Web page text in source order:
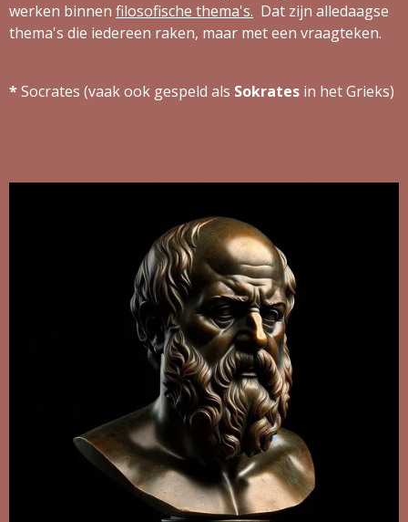
werken binnen filosofische thema's. Dat zijn alledaagse
thema's die iedereen raken, maar met een vraagteken.
*Socrates (vaak ook gespeld als Sokrates in het Grieks)